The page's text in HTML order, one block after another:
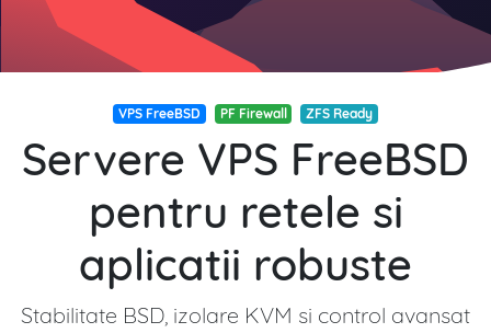
VPS FreeBSD PF Firewall ZFS Ready
Servere VPS FreeBSD
pentru retele si
aplicatii robuste
Stabilitate BSD, izolare KVM si control avansat